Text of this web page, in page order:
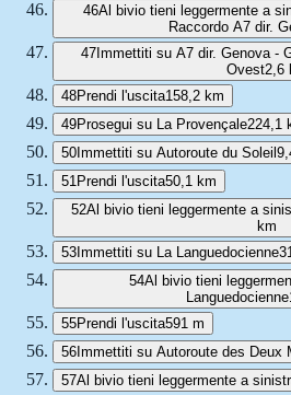
46Al bivio tieni leggermente a
Raccordo A7 dir.
47Immettiti su A7 dir. Genova -
Ovest2,6
48Prendi l'uscita158,2 km
49Prosegui su La Provençale224,1
50Immettiti su Autoroute du Soleil
51 Prendi l'uscita50,1 km
52Al bivio tieni leggermente a
km
53Immettiti su La Languedocienne
54Al bivio tieni
Languedocienne
55Prendi l'uscita591 m
56Immettiti su Autoroute des Deux
57Al bivio tieni leggermente a